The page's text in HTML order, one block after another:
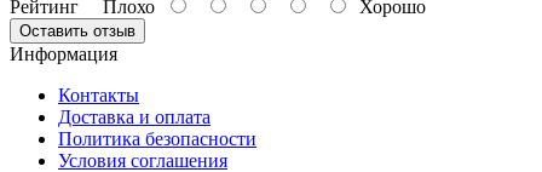
Рейтинг Плохо Хорошо
Оставить отзыв
Информация
Контакты
Доставка и оплата
Политика безопасности
Условия соглашения